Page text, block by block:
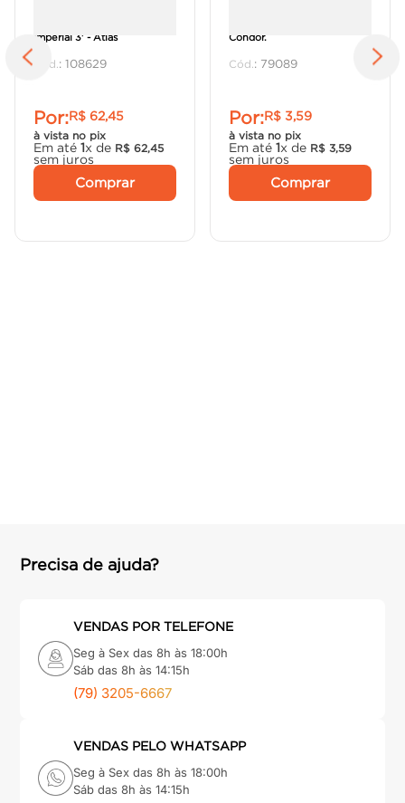
Imperial 3' - Atlas
: 108629
Por:R$ 62,45
à vista no pix
Em até 1x de R$ 62,45
sem juros
Comprar
Condor.
: 79089
Por:R$ 3,59
à vista no pix
Em até 1x de R$ 3,59
sem juros
Comprar
Precisa de ajuda?
VENDAS POR TELEFONE
Seg à Sex das 8h às 18:00h
Sáb das 8h às 14:15h
(79) 3205-6667
VENDAS PELO WHATSAPP
Seg à Sex das 8h às 18:00h
Sáb das 8h às 14:15h